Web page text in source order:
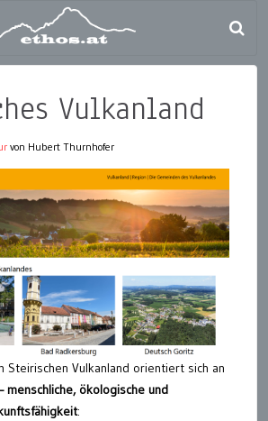
Vulkanland
von Hubert Thurnhofer
Steirischen Vulkanland orientiert sich an
menschliche, ökologische und
: